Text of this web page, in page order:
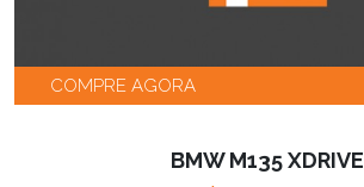
COMPRE AGORA
BMW M135 XDRIVE